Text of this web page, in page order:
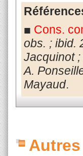
■ Cons.
obs. ; ibid.
Jacquinot
A.
Mayaud.